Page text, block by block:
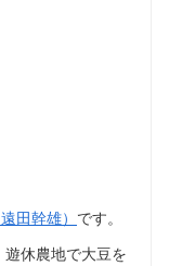
田幹雄） です。
休農地で大豆を